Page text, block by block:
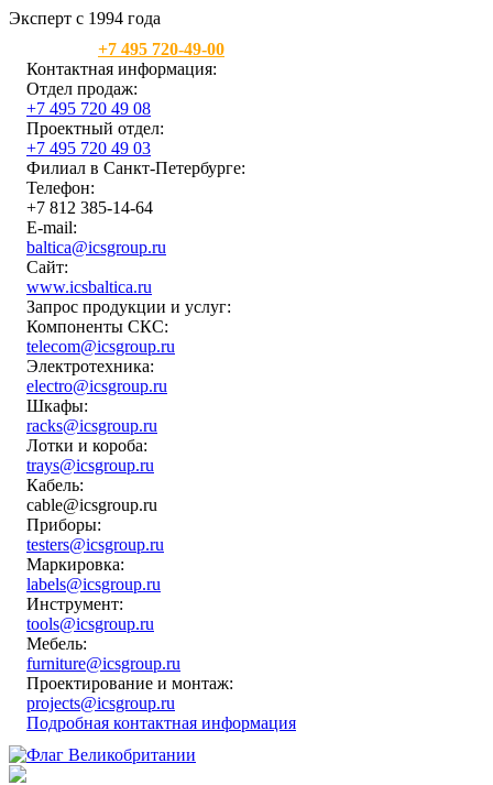
Эксперт с 1994 года
+7 495 720-49-00
Контактная информация:
Отдел продаж:
+7 495 720 49 08
Проектный отдел:
+7 495 720 49 03
Филиал в Санкт-Петербурге:
Телефон:
+7 812 385-14-64
E-mail:
baltica@icsgroup.ru
Сайт:
www.icsbaltica.ru
Запрос продукции и услуг:
Компоненты СКС:
telecom@icsgroup.ru
Электротехника:
electro@icsgroup.ru
Шкафы:
racks@icsgroup.ru
Лотки и короба:
trays@icsgroup.ru
Кабель:
cable@icsgroup.ru
Приборы:
testers@icsgroup.ru
Маркировка:
labels@icsgroup.ru
Инструмент:
tools@icsgroup.ru
Мебель:
furniture@icsgroup.ru
Проектирование и монтаж:
projects@icsgroup.ru
Подробная контактная информация